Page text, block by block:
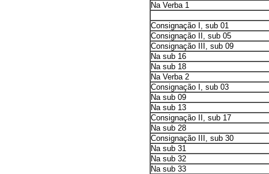
Na Verba 1
Consignação I, sub 01
Consignação II, sub 05
Consignação III, sub 09
Na sub 16
Na sub 18
Na Verba 2
Consignação I, sub 03
Na sub 09
Na sub 13
Consignação II, sub 17
Na sub 28
Consignação III, sub 30
Na sub 31
Na sub 32
Na sub 33